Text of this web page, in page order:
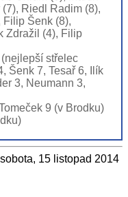
Riedl Radim (8),
Filip Šenk (8),
Zdražil (4), Filip
střelec
Šenk 7, Tesař 6, Ilík
3, Neumann 3,
9 (v Brodku)
15 listopad 2014